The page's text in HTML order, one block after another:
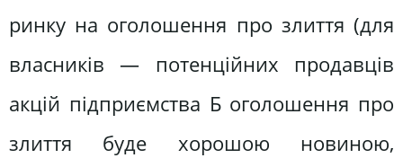
ринку на оголошення про злиття (для
власників — потенційних продавців
акцій підприємства Б оголошення про
злиття буде хорошою новиною,